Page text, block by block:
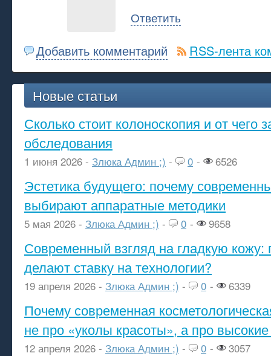
Ответить
Добавить комментарий RSS-лента
Новые статьи
Сколько стоит колоноскопия и от чего
обследования
1 июня 2026 - Злюка Админ ;) - 0 - 6526
Эстетика будущего: почему
выбирают аппаратные методики
5 мая 2026 - Злюка Админ ;) - 0 - 9658
Современный взгляд на гладкую кожу:
делают ставку на технологии?
19 апреля 2026 - Злюка Админ ;) - 0 - 6339
Почему современная
не про «уколы красоты», а про высокие
12 апреля 2026 - Злюка Админ ;) - 0 - 3057